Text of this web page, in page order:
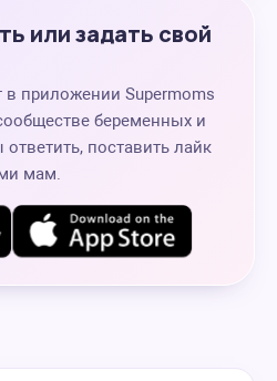
или задать свой
в приложении Supermoms
беременных и
поставить лайк
мам.